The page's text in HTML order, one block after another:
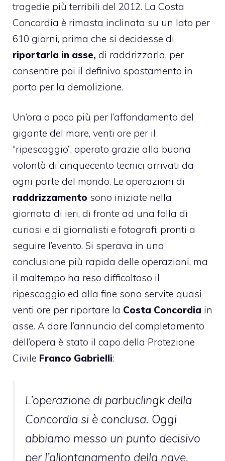
tragedie più terribili del 2012. La Costa
Concordia è rimasta inclinata su un lato per
610 giorni, prima che si decidesse di
riportarla in asse, di raddrizzarla, per
consentire poi il definivo spostamento in
porto per la demolizione.
Un’ora o poco più per l’affondamento del
gigante del mare, venti ore per il
“ripescaggio”, operato grazie alla buona
volontà di cinquecento tecnici arrivati da
ogni parte del mondo. Le operazioni di
raddrizzamento sono iniziate nella
giornata di ieri, di fronte ad una folla di
curiosi e di giornalisti e fotografi, pronti a
seguire l’evento. Si sperava in una
conclusione più rapida delle operazioni, ma
il maltempo ha reso difficoltoso il
ripescaggio ed alla fine sono servite quasi
venti ore per riportare la Costa Concordia in
asse. A dare l’annuncio del completamento
dell’opera è stato il capo della Protezione
Civile Franco Gabrielli:
L’operazione di parbuclingk della
Concordia si è conclusa. Oggi
abbiamo messo un punto decisivo
per l’allontanamento della nave.